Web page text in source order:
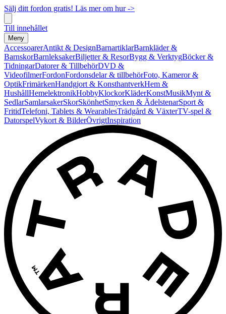
Sälj ditt fordon gratis! Läs mer om hur ->
Till innehållet
Meny
AccessoarerAntikt & DesignBarnartiklarBarnkläder &
BarnskorBarnleksakerBiljetter & ResorBygg & VerktygBöcker &
TidningarDatorer & TillbehörDVD &
VideofilmerFordonFordonsdelar & tillbehörFoto, Kameror &
OptikFrimärkenHandgjort & KonsthantverkHem &
HushållHemelektronikHobbyKlockorKläderKonstMusikMynt &
SedlarSamlarsakerSkorSkönhetSmycken & ÄdelstenarSport &
FritidTelefoni, Tablets & WearablesTrädgård & VäxterTV-spel &
DatorspelVykort & BilderÖvrigtInspiration